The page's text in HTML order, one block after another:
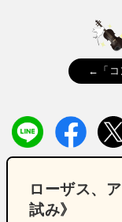
←「コ
ローザス、
試み》